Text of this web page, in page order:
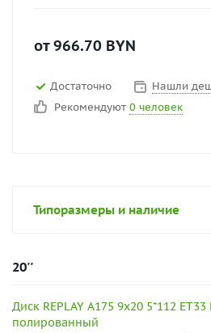
от966.70 BYN
Достаточно
Нашли
Рекомендуют 0 человек
Типоразмеры и наличие
20''
Диск REPLAY A175 9x20 5*112
полированный